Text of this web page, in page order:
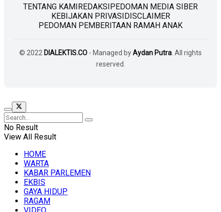
TENTANG KAMIREDAKSIPEDOMAN MEDIA SIBER
KEBIJAKAN PRIVASIDISCLAIMER
PEDOMAN PEMBERITAAN RAMAH ANAK
© 2022 DIALEKTIS.CO - Managed byAydan Putra . All rights
reserved.
No Result
View All Result
HOME
WARTA
KABAR PARLEMEN
EKBIS
GAYA HIDUP
RAGAM